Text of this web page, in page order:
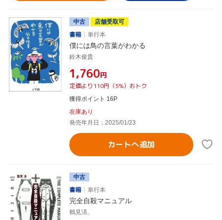
中古
店舗受取可
書籍
単行本
僕には鳥の言葉がわかる
鈴木俊貴
¥1,760円
定価より110円（5%）おトク
獲得ポイント 16P
在庫あり
発売年月日：2025/01/23
カートへ追加
中古
書籍
単行本
完全自殺マニュアル
鶴見済,